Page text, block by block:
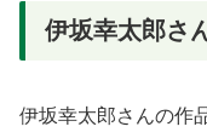
伊坂幸太郎さ
伊坂幸太郎さんの作